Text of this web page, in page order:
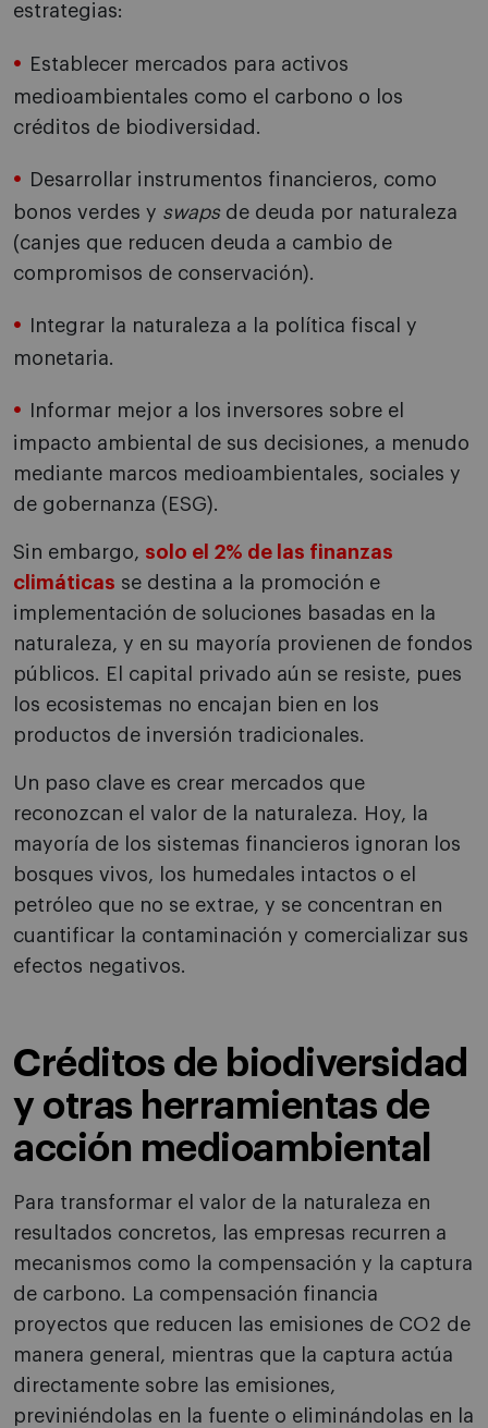
estrategias:
Establecer mercados para activos
medioambientales como el carbono o los
créditos de biodiversidad.
Desarrollar instrumentos financieros, como
bonos verdes y swaps de deuda por naturaleza
(canjes que reducen deuda a cambio de
compromisos de conservación).
Integrar la naturaleza a la política fiscal y
monetaria.
Informar mejor a los inversores sobre el
impacto ambiental de sus decisiones, a menudo
mediante marcos medioambientales, sociales y
de gobernanza (ESG).
Sin embargo, solo el 2% de las finanzas
climáticas se destina a la promoción e
implementación de soluciones basadas en la
naturaleza, y en su mayoría provienen de fondos
públicos. El capital privado aún se resiste, pues
los ecosistemas no encajan bien en los
productos de inversión tradicionales.
Un paso clave es crear mercados que
reconozcan el valor de la naturaleza. Hoy, la
mayoría de los sistemas financieros ignoran los
bosques vivos, los humedales intactos o el
petróleo que no se extrae, y se concentran en
cuantificar la contaminación y comercializar sus
efectos negativos.
Créditos de biodiversidad
y otras herramientas de
acción medioambiental
Para transformar el valor de la naturaleza en
resultados concretos, las empresas recurren a
mecanismos como la compensación y la captura
de carbono. La compensación financia
proyectos que reducen las emisiones de CO2 de
manera general, mientras que la captura actúa
directamente sobre las emisiones,
previniéndolas en la fuente o eliminándolas en la